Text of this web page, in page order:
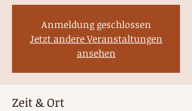
Anmeldung geschlossen
Jetzt andere Veranstaltungen
ansehen
Zeit & Ort